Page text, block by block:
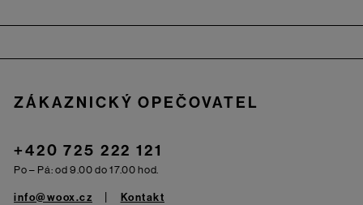
ZÁKAZNICKÝ OPEČOVATEL
+420 725 222 121
Po – Pá: od 9.00 do 17.00 hod.
info@woox.cz Kontakt